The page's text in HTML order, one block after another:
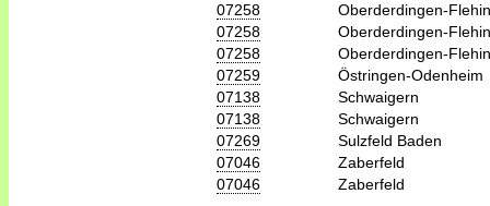
07258
Oberderdingen-
07258
Oberderdingen-
07258
Oberderdingen-
07259
Östringen-Odenheim
07138
Schwaigern
07138
Schwaigern
07269
Sulzfeld Baden
07046
Zaberfeld
07046
Zaberfeld